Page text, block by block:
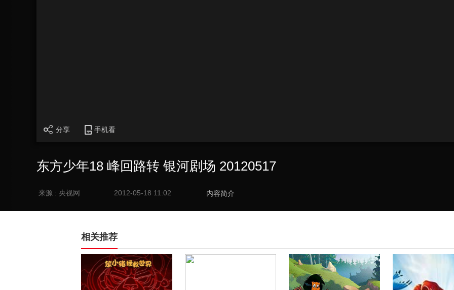
分享 手机看
东方少年18 峰回路转 银河剧场 20120517
来源 : 央视网 2012-05-18 11:02 内容简介
相关推荐